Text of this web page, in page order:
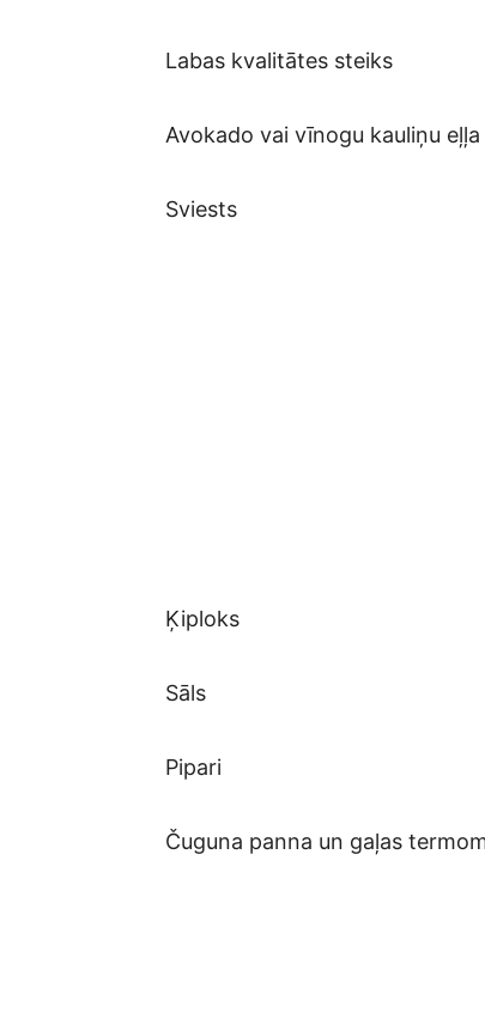
Labas kvalitātes steiks
Avokado vai vīnogu kauliņu eļļa
Sviests
Ķiploks
Sāls
Pipari
Čuguna panna un gaļas